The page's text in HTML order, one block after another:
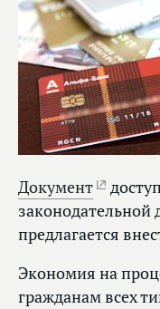
Документ
законодательной
предлагается
Экономия на
гражданам всех